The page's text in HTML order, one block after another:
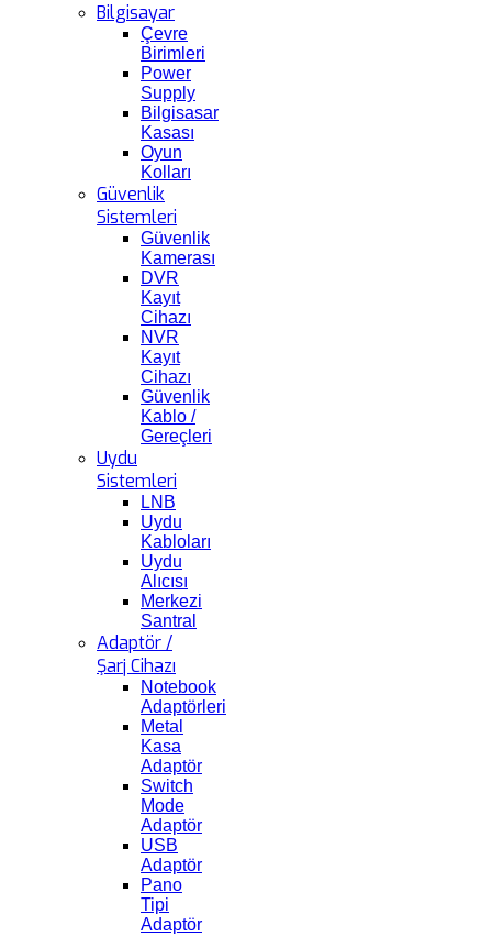
Bilgisayar
Çevre
Birimleri
Power
Supply
Bilgisasar
Kasası
Oyun
Kolları
Güvenlik
Sistemleri
Güvenlik
Kamerası
DVR
Kayıt
Cihazı
NVR
Kayıt
Cihazı
Güvenlik
Kablo /
Gereçleri
Uydu
Sistemleri
LNB
Uydu
Kabloları
Uydu
Alıcısı
Merkezi
Santral
Adaptör /
Şarj Cihazı
Notebook
Adaptörleri
Metal
Kasa
Adaptör
Switch
Mode
Adaptör
USB
Adaptör
Pano
Tipi
Adaptör